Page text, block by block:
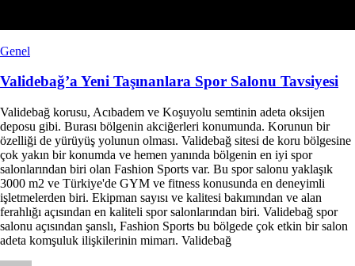
Genel
Validebağ’a Yeni Taşınanlara Spor Salonu Tavsiyesi
Validebağ korusu, Acıbadem ve Koşuyolu semtinin adeta oksijen
deposu gibi. Burası bölgenin akciğerleri konumunda. Korunun bir
özelliği de yürüyüş yolunun olması. Validebağ sitesi de koru bölgesine
çok yakın bir konumda ve hemen yanında bölgenin en iyi spor
salonlarından biri olan Fashion Sports var. Bu spor salonu yaklaşık
3000 m2 ve Türkiye'de GYM ve fitness konusunda en deneyimli
işletmelerden biri. Ekipman sayısı ve kalitesi bakımından ve alan
ferahlığı açısından en kaliteli spor salonlarından biri. Validebağ spor
salonu açısından şanslı, Fashion Sports bu bölgede çok etkin bir salon
adeta komşuluk ilişkilerinin mimarı. Validebağ